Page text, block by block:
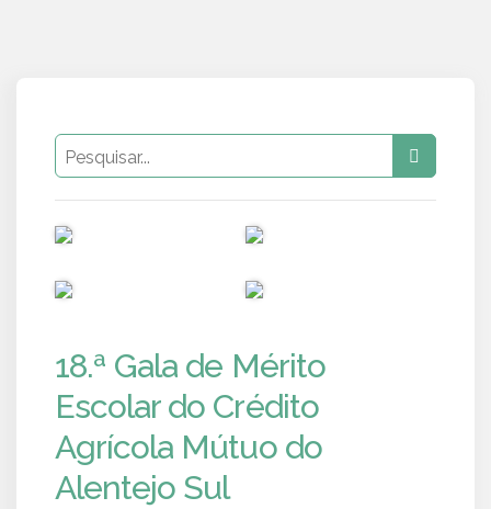
18.ª Gala de Mérito
Escolar do Crédito
Agrícola Mútuo do
Alentejo Sul